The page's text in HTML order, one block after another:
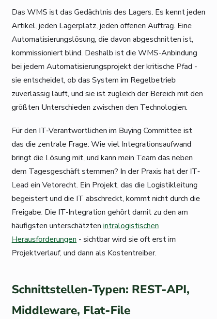
Das WMS ist das Gedächtnis des Lagers. Es kennt jeden
Artikel, jeden Lagerplatz, jeden offenen Auftrag. Eine
Automatisierungslösung, die davon abgeschnitten ist,
kommissioniert blind. Deshalb ist die WMS-Anbindung
bei jedem Automatisierungsprojekt der kritische Pfad -
sie entscheidet, ob das System im Regelbetrieb
zuverlässig läuft, und sie ist zugleich der Bereich mit den
größten Unterschieden zwischen den Technologien.
Für den IT-Verantwortlichen im Buying Committee ist
das die zentrale Frage: Wie viel Integrationsaufwand
bringt die Lösung mit, und kann mein Team das neben
dem Tagesgeschäft stemmen? In der Praxis hat der IT-
Lead ein Vetorecht. Ein Projekt, das die Logistikleitung
begeistert und die IT abschreckt, kommt nicht durch die
Freigabe. Die IT-Integration gehört damit zu den am
häufigsten unterschätzten intralogistischen
Herausforderungen - sichtbar wird sie oft erst im
Projektverlauf, und dann als Kostentreiber.
Schnittstellen-Typen: REST-API,
Middleware, Flat-File